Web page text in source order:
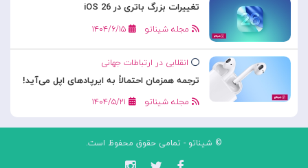
تغییرات بزرگ باتری در iOS 26
مجله شیناتو ۱۴۰۴/۶/۱۵
انقلابی در ارتباطات جهانی
ترجمه همزمان احتمالاً به ایرپادهای اپل می‌آید!
مجله شیناتو ۱۴۰۴/۵/۲۱
© شیناتو - تمامی حقوق محفوظ است.